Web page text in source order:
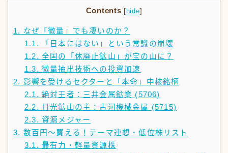
Contents [ hide]
1. なぜ「微量」でも凄いのか？
1.1.
「日本にはない」という常識の崩壊
1.2. 全国の「休廃止鉱山」が宝の山に？
1.3. 微量抽出技術への投資加速
2. 影響を受けるセクターと「本命」中核銘柄
2.1. 絶対王者：三井金属鉱業 (5706)
2.2.
日光鉱山の主：古河機械金属 (5715)
2.3. 資源メジャー
3. 数百円〜買える！テーマ連想・低位株リスト
3.1. 最有力・軽量資源株